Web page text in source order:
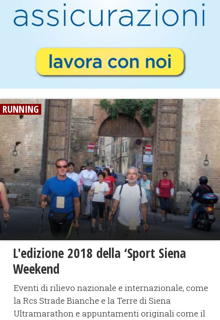
RUNNING
L'edizione 2018 della ‘Sport Siena
Weekend
Eventi di rilievo nazionale e internazionale, come
la Rcs Strade Bianche e la Terre di Siena
Ultramarathon e appuntamenti originali come il